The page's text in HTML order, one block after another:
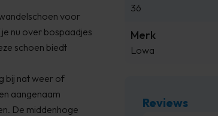
voor
nu over bospaadjes
schoen biedt
bij nat weer of
aangenaam
De middenhoge
36
Merk
Lowa
Reviews